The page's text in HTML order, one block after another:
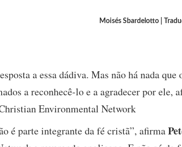
Moisés Sbardelotto |
a essa dádiva. Mas não há nada que
a reconhecê-lo e a agradecer por ele,
Environmental Network
é parte integrante da fé cristã”, afirma